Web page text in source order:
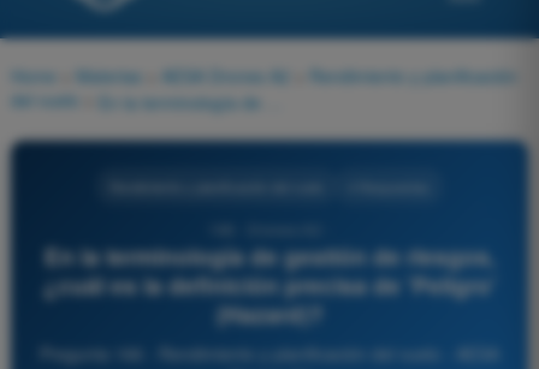
Home Materias AESA Drones A2
Rendimiento y planificación
del vuelo
En la terminología de gestión de riesgos,
¿cuál es la definición precisa de 'Peligro'
(Hazard)?
Pregunta 166 - Rendimiento y planificación del vuelo - AESA